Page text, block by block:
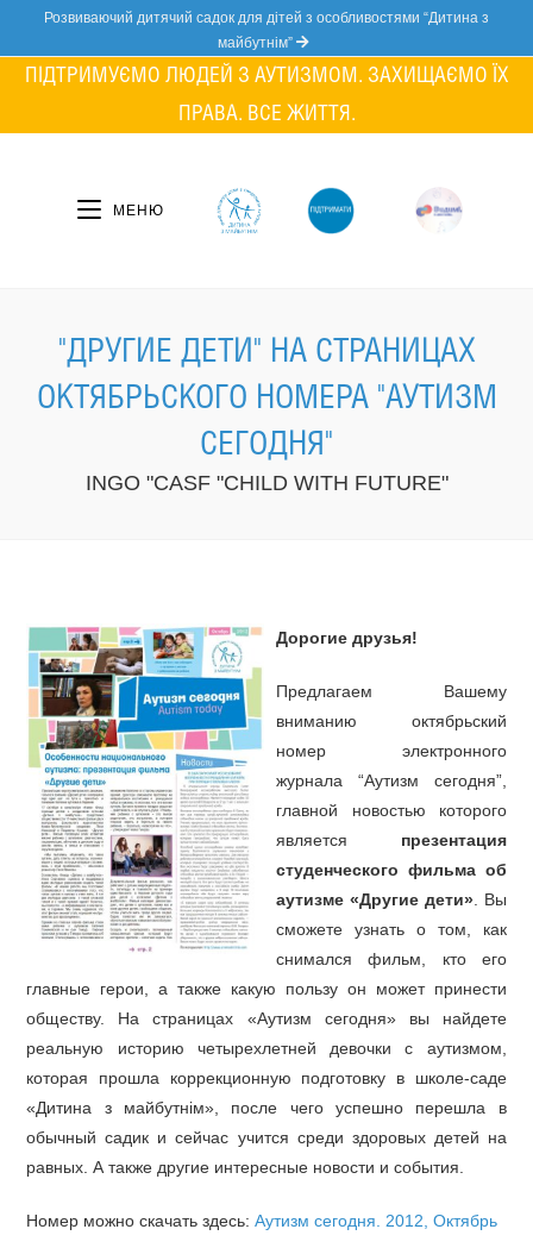
content
Розвиваючий дитячий садок для дітей з особливостями “Дитина з
майбутнім”
ПІДТРИМУЄМО ЛЮДЕЙ З АУТИЗМОМ. ЗАХИЩАЄМО ЇХ
ПРАВА. ВСЕ ЖИТТЯ.
МЕНЮ
"ДРУГИЕ ДЕТИ" НА СТРАНИЦАХ
ОКТЯБРЬСКОГО НОМЕРА "АУТИЗМ
СЕГОДНЯ"
INGO "CASF "CHILD WITH FUTURE"
Дорогие друзья!
Предлагаем Вашему
вниманию октябрьский
номер электронного
журнала “Аутизм сегодня”,
главной новостью которого
является презентация
студенческого фильма об
аутизме «Другие дети». Вы
сможете узнать о том, как
снимался фильм, кто его
главные герои, а также какую пользу он может принести
обществу. На страницах «Аутизм сегодня» вы найдете
реальную историю четырехлетней девочки с аутизмом,
которая прошла коррекционную подготовку в школе-саде
«Дитина з майбутнім», после чего успешно перешла в
обычный садик и сейчас учится среди здоровых детей на
равных. А также другие интересные новости и события.
Номер можно скачать здесь:Аутизм сегодня. 2012, Октябрь